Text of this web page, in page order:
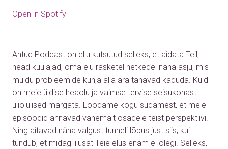
Open in Spotify
Antud Podcast on ellu kutsutud selleks, et aidata Teil,
head kuulajad, oma elu rasketel hetkedel näha asju, mis
muidu probleemide kuhja alla ära tahavad kaduda. Kuid
on meie üldise heaolu ja vaimse tervise seisukohast
üliolulised märgata. Loodame kogu südamest, et meie
episoodid annavad vähemalt osadele teist perspektiivi.
Ning aitavad näha valgust tunneli lõpus just siis, kui
tundub, et midagi ilusat Teie elus enam ei olegi. Selleks,